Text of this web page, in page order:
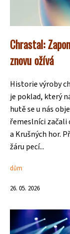
Chrastal:
znovu ožívá
Historie výroby
je poklad, který
hutě se u nás
řemeslníci začali
a Krušných hor.
žáru pecí...
dům
26. 05. 2026